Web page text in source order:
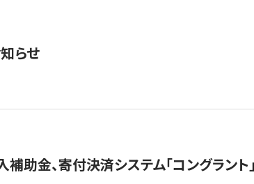
らせ
助金、寄付決済システム「コングラン